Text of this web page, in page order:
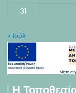
31
« Ιούλ